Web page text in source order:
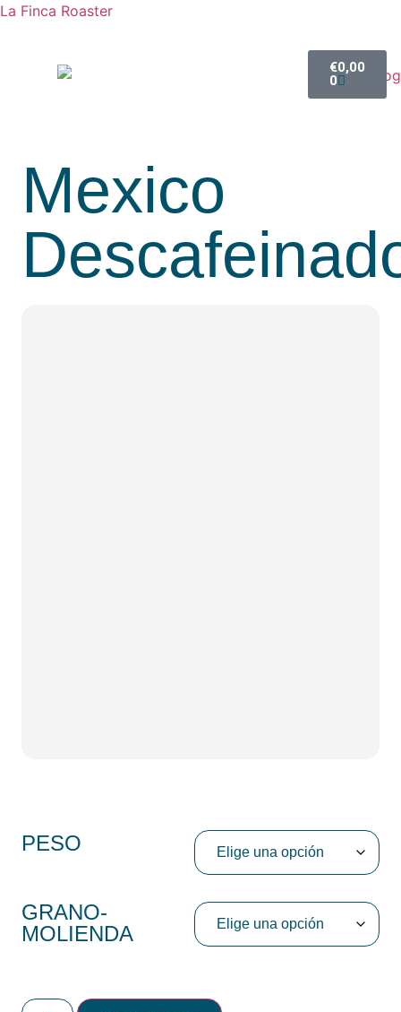
La Finca Roaster
€0,00
0
Mexico
PESO
GRANO-
MOLIENDA